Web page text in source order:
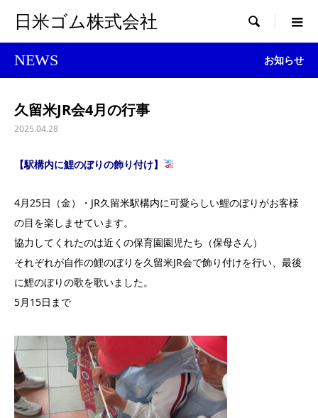
日米ゴム株式会社 
NEWS お知らせ
久留米JR会4月の行事
2025.04.28
【駅構内に鯉のぼりの飾り付け】
4月25日（金）・JR久留米駅構内に可愛らしい鯉のぼりがお客様
の目を楽しませています。
協力してくれたのは近くの保育園園児たち（保母さん）
それぞれが自作の鯉のぼりを久留米JR会で飾り付けを行い、最後
に鯉のぼりの歌を歌いました。
5月15日まで